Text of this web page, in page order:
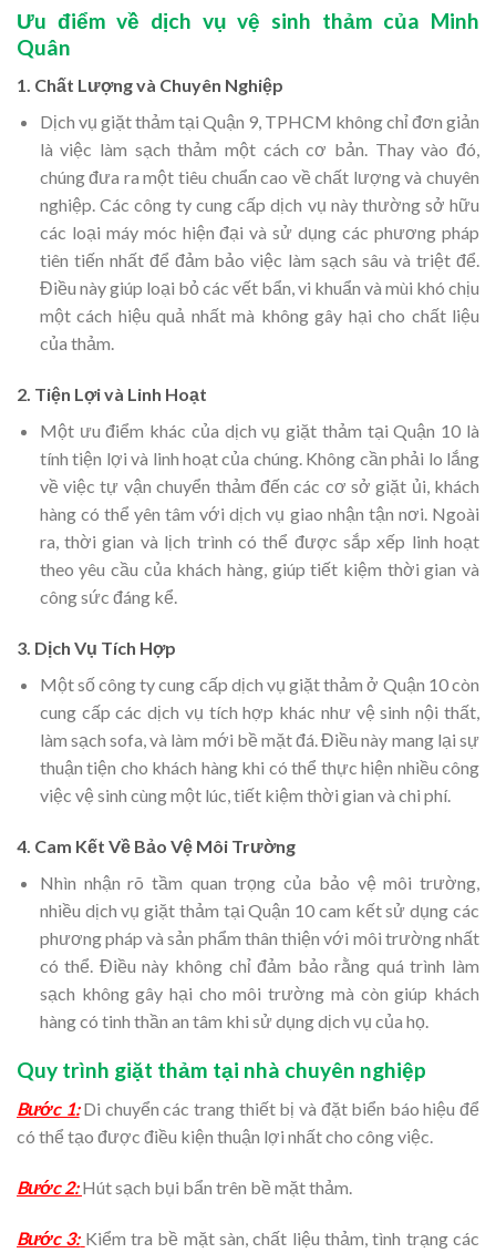
Ưu điểm về dịch vụ vệ sinh thảm của Minh
Quân
1. Chất Lượng và Chuyên Nghiệp
Dịch vụ giặt thảm tại Quận 9, TPHCM không chỉ đơn giản
là việc làm sạch thảm một cách cơ bản. Thay vào đó,
chúng đưa ra một tiêu chuẩn cao về chất lượng và chuyên
nghiệp. Các công ty cung cấp dịch vụ này thường sở hữu
các loại máy móc hiện đại và sử dụng các phương pháp
tiên tiến nhất để đảm bảo việc làm sạch sâu và triệt để.
Điều này giúp loại bỏ các vết bẩn, vi khuẩn và mùi khó chịu
một cách hiệu quả nhất mà không gây hại cho chất liệu
của thảm.
2. Tiện Lợi và Linh Hoạt
Một ưu điểm khác của dịch vụ giặt thảm tại Quận 10 là
tính tiện lợi và linh hoạt của chúng. Không cần phải lo lắng
về việc tự vận chuyển thảm đến các cơ sở giặt ủi, khách
hàng có thể yên tâm với dịch vụ giao nhận tận nơi. Ngoài
ra, thời gian và lịch trình có thể được sắp xếp linh hoạt
theo yêu cầu của khách hàng, giúp tiết kiệm thời gian và
công sức đáng kể.
3. Dịch Vụ Tích Hợp
Một số công ty cung cấp dịch vụ giặt thảm ở Quận 10 còn
cung cấp các dịch vụ tích hợp khác như vệ sinh nội thất,
làm sạch sofa, và làm mới bề mặt đá. Điều này mang lại sự
thuận tiện cho khách hàng khi có thể thực hiện nhiều công
việc vệ sinh cùng một lúc, tiết kiệm thời gian và chi phí.
4. Cam Kết Về Bảo Vệ Môi Trường
Nhìn nhận rõ tầm quan trọng của bảo vệ môi trường,
nhiều dịch vụ giặt thảm tại Quận 10 cam kết sử dụng các
phương pháp và sản phẩm thân thiện với môi trường nhất
có thể. Điều này không chỉ đảm bảo rằng quá trình làm
sạch không gây hại cho môi trường mà còn giúp khách
hàng có tinh thần an tâm khi sử dụng dịch vụ của họ.
Quy trình giặt thảm tại nhà chuyên nghiệp
Bước 1: Di chuyển các trang thiết bị và đặt biển báo hiệu để
có thể tạo được điều kiện thuận lợi nhất cho công việc.
Bước 2: Hút sạch bụi bẩn trên bề mặt thảm.
Bước 3: Kiểm tra bề mặt sàn, chất liệu thảm, tình trạng các